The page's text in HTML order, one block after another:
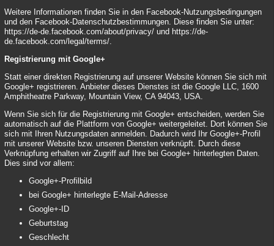
Weitere Informationen finden Sie in den Facebook-Nutzungsbedingungen
und den Facebook-Datenschutzbestimmungen. Diese finden Sie unter:
https://de-de.facebook.com/about/privacy/ und https://de-
de.facebook.com/legal/terms/.
Registrierung mit Google+
Statt einer direkten Registrierung auf unserer Website können Sie sich mit
Google+ registrieren. Anbieter dieses Dienstes ist die Google LLC, 1600
Amphitheatre Parkway, Mountain View, CA 94043, USA.
Wenn Sie sich für die Registrierung mit Google+ entscheiden, werden Sie
automatisch auf die Plattform von Google+ weitergeleitet. Dort können Sie
sich mit Ihren Nutzungsdaten anmelden. Dadurch wird Ihr Google+-Profil
mit unserer Website bzw. unseren Diensten verknüpft. Durch diese
Verknüpfung erhalten wir Zugriff auf Ihre bei Google+ hinterlegten Daten.
Dies sind vor allem:
Google+-Profilbild
bei Google+ hinterlegte E-Mail-Adresse
Google+-ID
Geburtstag
Geschlecht